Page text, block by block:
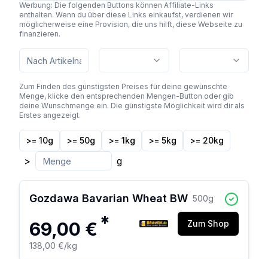
Werbung: Die folgenden Buttons können Affiliate-Links
enthalten. Wenn du über diese Links einkaufst, verdienen wir
möglicherweise eine Provision, die uns hilft, diese Webseite zu
finanzieren.
Zum Finden des günstigsten Preises für deine gewünschte
Menge, klicke den entsprechenden Mengen-Button oder gib
deine Wunschmenge ein. Die günstigste Möglichkeit wird dir als
Erstes angezeigt.
>= 10g >= 50g >= 1kg >= 5kg >= 20kg
> g
Gozdawa Bavarian Wheat BW 500g
69,00 € *
138,00 €/kg
Zum Shop